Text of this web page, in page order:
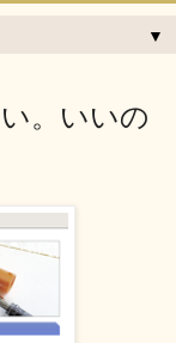
▼
。いいの